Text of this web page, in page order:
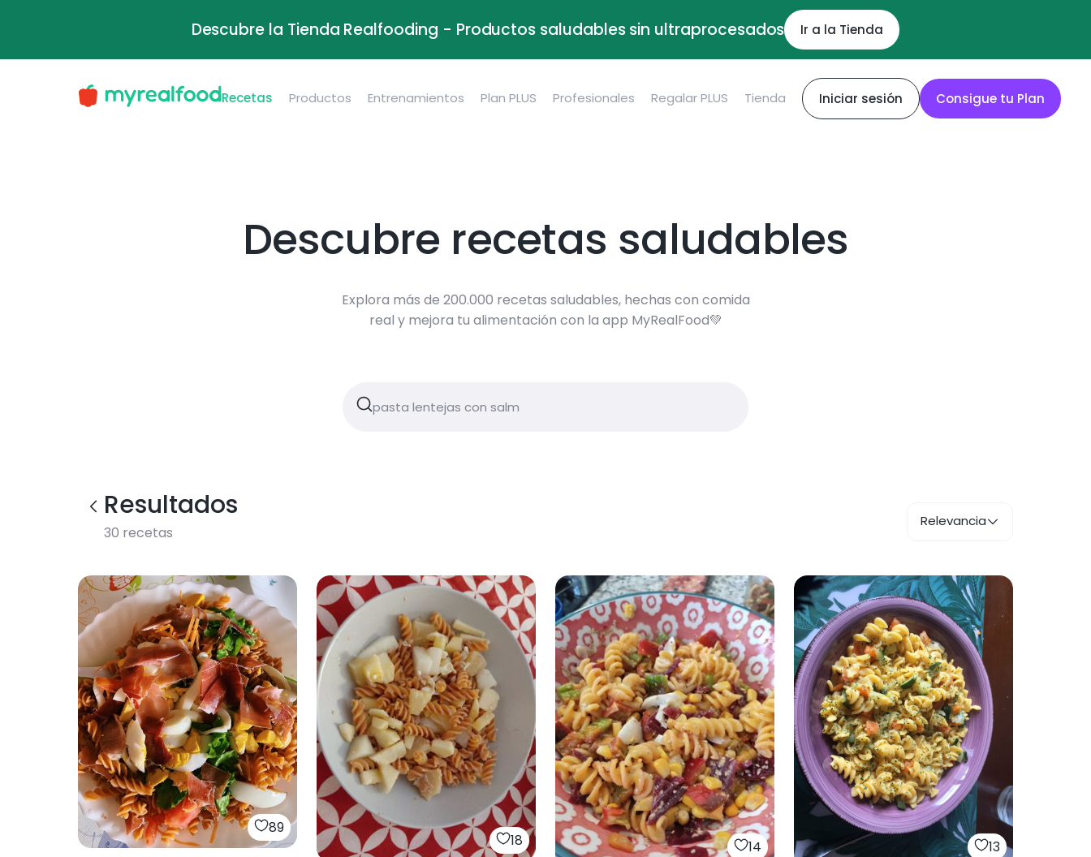
Descubre la Tienda Realfooding - Productos saludables sin ultraprocesados Ir a la Tienda
Recetas Productos Entrenamientos Plan PLUS Profesionales Regalar PLUS Tienda Iniciar sesión Consigue tu Plan
Descubre recetas saludables
Explora más de 200.000 recetas saludables, hechas con comida
real y mejora tu alimentación con la app MyRealFood💚
Resultados
30 recetas
Relevancia
89
18 14 13